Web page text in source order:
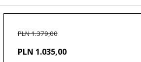
PLN 1.379,00
PLN 1.035,00